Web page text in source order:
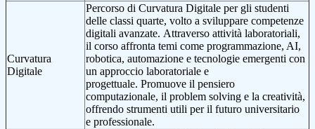
Curvatura
Digitale
Percorso di Curvatura Digitale per gli studenti
delle classi quarte, volto a sviluppare competenze
digitali avanzate. Attraverso attività laboratoriali,
il corso affronta temi come programmazione, AI,
robotica, automazione e tecnologie emergenti con
un approccio laboratoriale e
progettuale. Promuove il pensiero
computazionale, il problem solving e la creatività,
offrendo strumenti utili per il futuro universitario
e professionale.